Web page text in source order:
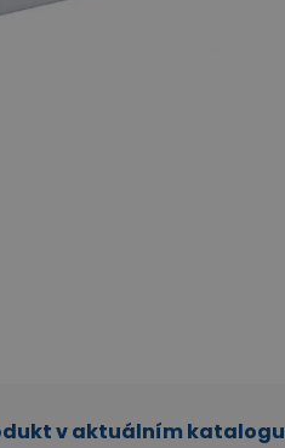
v aktuálním katalogu